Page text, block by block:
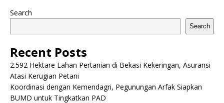
Search
Search
Recent Posts
2.592 Hektare Lahan Pertanian di Bekasi Kekeringan, Asuransi
Atasi Kerugian Petani
Koordinasi dengan Kemendagri, Pegunungan Arfak Siapkan
BUMD untuk Tingkatkan PAD